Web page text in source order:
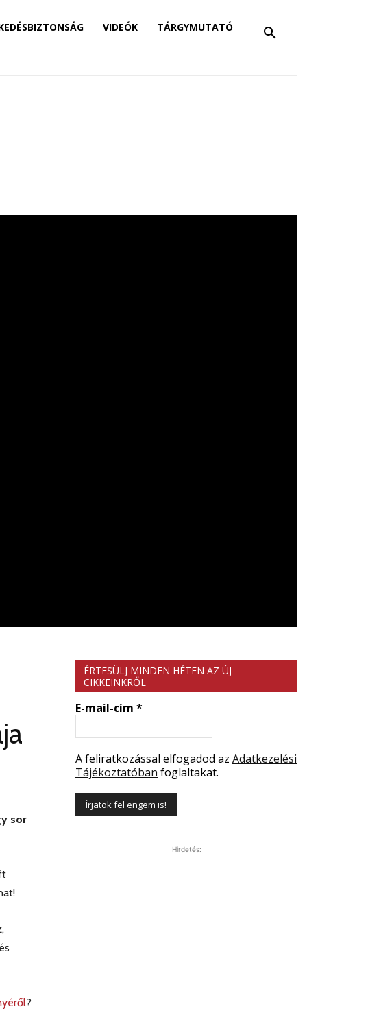
VIDEÓK TÁRGYMUTATÓ
sor
?
ÉRTESÜLJ MINDEN HÉTEN AZ ÚJ
CIKKEINKRŐL
E-mail-cím *
A feliratkozással elfogadod az Adatkezelési
Tájékoztatóban foglaltakat.
Hirdetés: